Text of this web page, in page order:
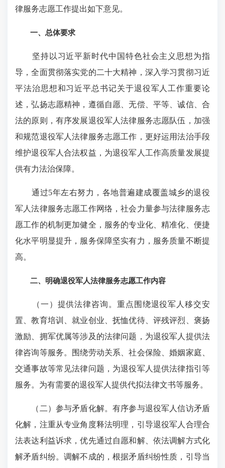
律服务志愿工作提出如下意见。
一、总体要求
坚持以习近平新时代中国特色社会主义思想为指
导，全面贯彻落实党的二十大精神，深入学习贯彻习近
平法治思想和习近平总书记关于退役军人工作重要论
述，弘扬志愿精神，遵循自愿、无偿、平等、诚信、合
法的原则，有序发展退役军人法律服务志愿队伍，加强
和规范退役军人法律服务志愿工作，更好运用法治手段
维护退役军人合法权益，为退役军人工作高质量发展提
供有力法治保障。
通过5年左右努力，各地普遍建成覆盖城乡的退役
军人法律服务志愿工作网络，社会力量参与法律服务志
愿工作的机制更加健全，服务的专业化、精准化、便捷
化水平明显提升，服务保障坚实有力，服务质量不断提
高。
二、明确退役军人法律服务志愿工作内容
（一）提供法律咨询。重点围绕退役军人移交安
置、教育培训、就业创业、抚恤优待、评残评烈、褒扬
激励、拥军优属等涉及的法律问题，为退役军人提供法
律咨询等服务。围绕劳动关系、社会保险、婚姻家庭、
交通事故等常见法律问题，为退役军人提供法律指引等
服务。为有需要的退役军人提供代拟法律文书等服务。
（二）参与矛盾化解。有序参与退役军人信访矛盾
化解，注重从专业角度释法明理，引导退役军人合理合
法表达利益诉求，优先通过自愿和解、依法调解方式化
解矛盾纠纷。调解不成的，根据矛盾纠纷性质，引导当